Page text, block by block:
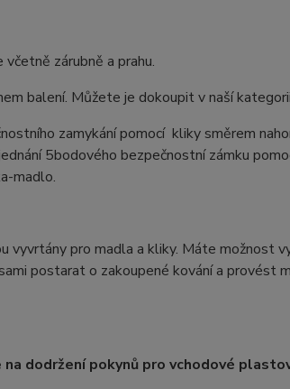
zárubně a prahu.
balení. Můžete je dokoupit v naší kategorii
zamykání pomocí kliky směrem
5bodového bezpečnostní zámku
madlo.
vyvrtány pro madla a kliky. Máte možnost
postarat o zakoupené kování a provést
na dodržení pokynů pro vchodové